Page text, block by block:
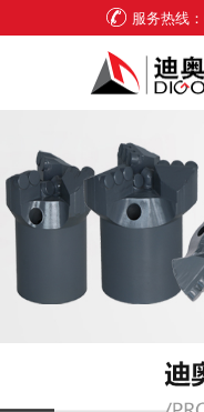
服务热线